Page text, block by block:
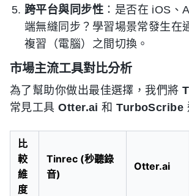
跨平台與同步性 ：是否在 iOS、
端無縫同步？學習場景常發生在
複習（電腦）之間切換。
市場主流工具對比分析
為了幫助你做出最佳選擇，我們將
常見工具Otter.ai 和TurboScribe
比
較
維
度
Tinrec (秒聽錄
音)
Otter.ai